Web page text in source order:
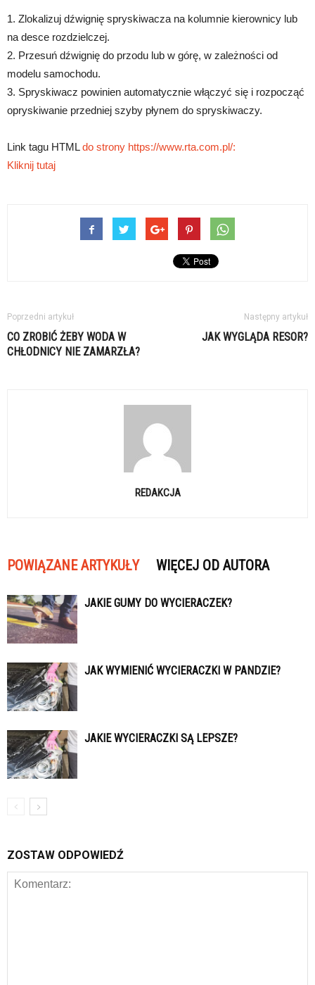
1. Zlokalizuj dźwignię spryskiwacza na kolumnie kierownicy lub
na desce rozdzielczej.
2. Przesuń dźwignię do przodu lub w górę, w zależności od
modelu samochodu.
3. Spryskiwacz powinien automatycznie włączyć się i rozpocząć
opryskiwanie przedniej szyby płynem do spryskiwaczy.
Link tagu HTMLdo strony https://www.rta.com.pl/:
Kliknij tutaj
Poprzedni artykuł
CO ZROBIĆ ŻEBY WODA W
CHŁODNICY NIE ZAMARZŁA?
Następny artykuł
JAK WYGLĄDA RESOR?
REDAKCJA
POWIĄZANE ARTYKUŁY WIĘCEJ OD AUTORA
JAKIE GUMY DO WYCIERACZEK?
JAK WYMIENIĆ WYCIERACZKI W PANDZIE?
JAKIE WYCIERACZKI SĄ LEPSZE?
ZOSTAW ODPOWIEDŹ